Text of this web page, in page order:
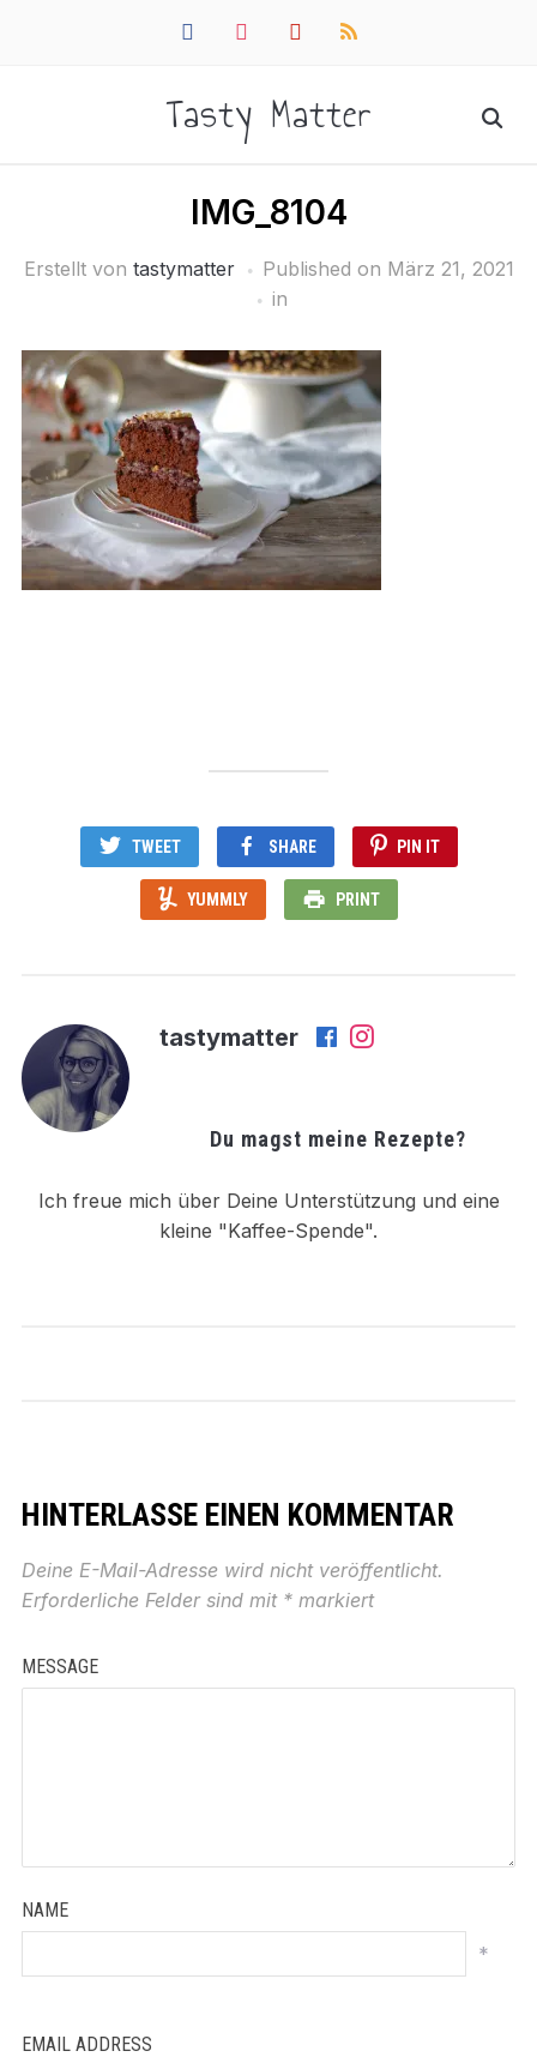
facebookinstagrampinterestrss
Tasty Matter
IMG_8104
Erstellt von tastymatter Published on März 21, 2021
in
TWEET SHARE PIN IT
YUMMLY PRINT
tastymatter
Du magst meine Rezepte?
Ich freue mich über Deine Unterstützung und eine
kleine "Kaffee-Spende".
HINTERLASSE EINEN KOMMENTAR
Deine E-Mail-Adresse wird nicht veröffentlicht.
Erforderliche Felder sind mit *markiert
MESSAGE
NAME
*
EMAIL ADDRESS